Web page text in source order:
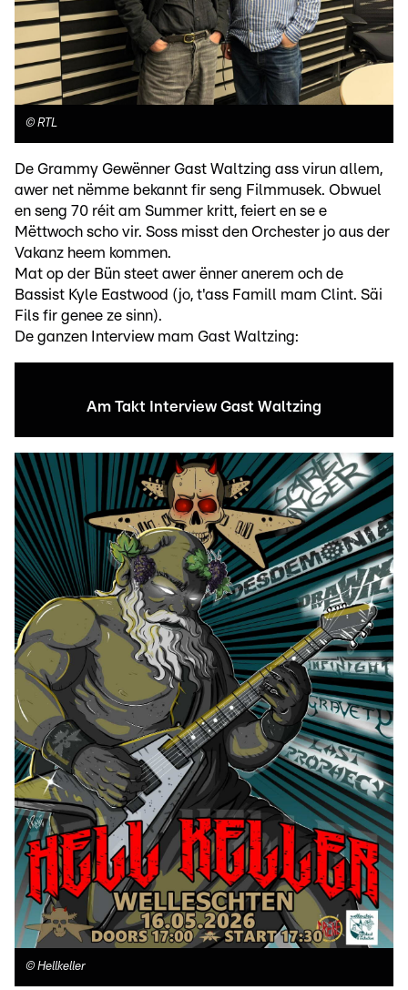
© RTL
De Grammy Gewënner Gast Waltzing ass virun allem,
awer net nëmme bekannt fir seng Filmmusek. Obwuel
en seng 70 réit am Summer kritt, feiert en se e
Mëttwoch scho vir. Soss misst den Orchester jo aus der
Vakanz heem kommen.
Mat op der Bün steet awer ënner anerem och de
Bassist Kyle Eastwood (jo, t'ass Famill mam Clint. Säi
Fils fir genee ze sinn).
De ganzen Interview mam Gast Waltzing:
Am Takt Interview Gast Waltzing
© Hellkeller